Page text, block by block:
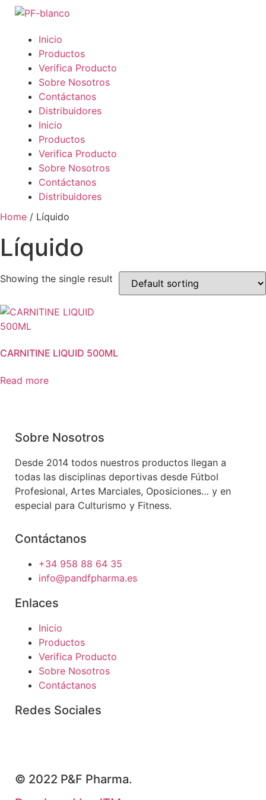
Inicio
Productos
Verifica Producto
Sobre Nosotros
Contáctanos
Distribuidores
Inicio
Productos
Verifica Producto
Sobre Nosotros
Contáctanos
Distribuidores
Home / Líquido
Líquido
Showing the single result
CARNITINE LIQUID 500ML
Read more
Sobre Nosotros
Desde 2014 todos nuestros productos llegan a
todas las disciplinas deportivas desde Fútbol
Profesional, Artes Marciales, Oposiciones… y en
especial para Culturismo y Fitness.
Contáctanos
+34 958 88 64 35
info@pandfpharma.es
Enlaces
Inicio
Productos
Verifica Producto
Sobre Nosotros
Contáctanos
Redes Sociales
© 2022 P&F Pharma.